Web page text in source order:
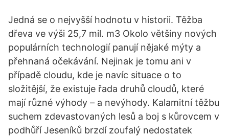
Jedná se o nejvyšší hodnotu v historii. Těžba
dřeva ve výši 25,7 mil. m3 Okolo většiny nových
populárních technologií panují nějaké mýty a
přehnaná očekávání. Nejinak je tomu ani v
případě cloudu, kde je navíc situace o to
složitější, že existuje řada druhů cloudů, které
mají různé výhody – a nevýhody. Kalamitní těžbu
suchem zdevastovaných lesů a boj s kůrovcem v
podhůří Jeseníků brzdí zoufalý nedostatek